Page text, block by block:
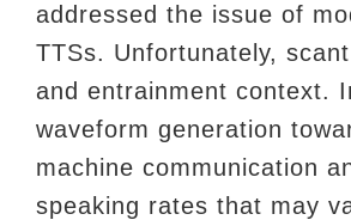
addressed the issue of
TTSs. Unfortunately,
and entrainment context.
waveform generation
machine communication
speaking rates that may